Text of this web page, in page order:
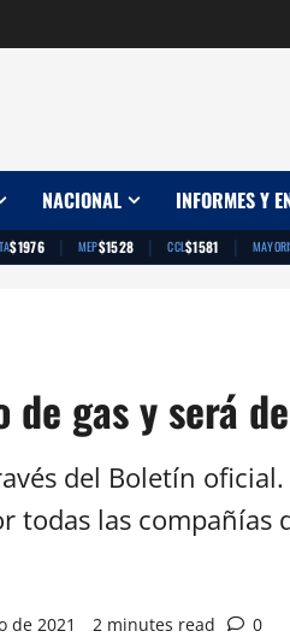
NACIONAL INFORMES Y
$1976 | MEP$1528 | CCL$1581 |
de gas y será
del Boletín
todas las compañías
de 2021 2 minutes read 0